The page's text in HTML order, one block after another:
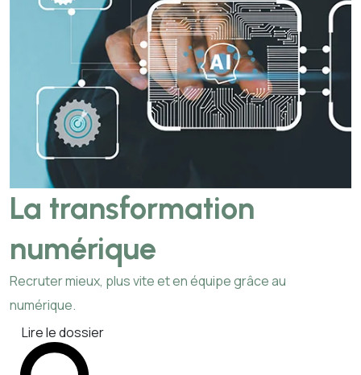
La transformation
numérique
Recruter mieux, plus vite et en équipe grâce au
numérique.
Lire le dossier